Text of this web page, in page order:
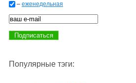
– еженедельная
Популярные тэги: